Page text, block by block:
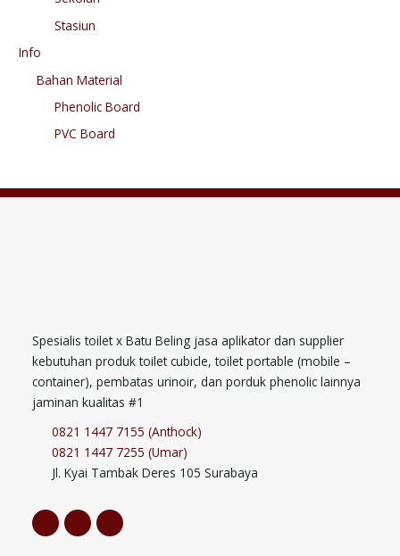
Stasiun
Info
Bahan Material
Phenolic Board
PVC Board
Spesialis toilet x Batu Beling jasa aplikator dan supplier
kebutuhan produk toilet cubicle, toilet portable (mobile –
container), pembatas urinoir, dan porduk phenolic lainnya
jaminan kualitas #1
0821 1447 7155 (Anthock)
0821 1447 7255 (Umar)
Jl. Kyai Tambak Deres 105 Surabaya